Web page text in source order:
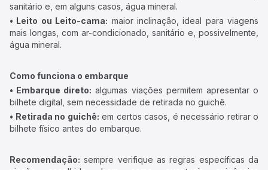
sanitário e, em alguns casos, água mineral.
• Leito ou Leito-cama: maior inclinação, ideal para viagens
mais longas, com ar-condicionado, sanitário e, possivelmente,
água mineral.
Como funciona o embarque
• Embarque direto: algumas viações permitem apresentar o
bilhete digital, sem necessidade de retirada no guichê.
• Retirada no guichê: em certos casos, é necessário retirar o
bilhete físico antes do embarque.
Recomendação: sempre verifique as regras específicas da